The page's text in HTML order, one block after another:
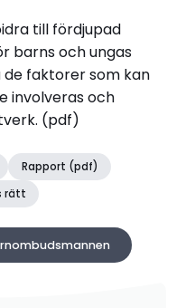
till fördjupad
barns och ungas
faktorer som kan
involveras och
(pdf)
Rapport (pdf)
rätt